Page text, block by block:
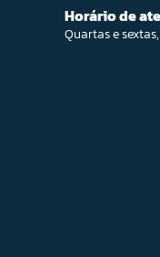
Horário de
Quartas e